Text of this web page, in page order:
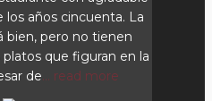
los años cincuenta. La
bien, pero no tienen
que figuran en la
de... read more